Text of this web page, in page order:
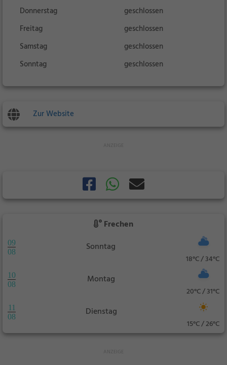
Donnerstag
geschlossen
Freitag
geschlossen
Samstag
geschlossen
Sonntag
geschlossen
Zur Website
Frechen
09
08
Sonntag
18°C / 34°C
10
08
Montag
20°C / 31°C
11
08
Dienstag
15°C / 26°C